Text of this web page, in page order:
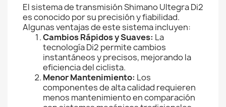
El sistema de transmisión Shimano Ultegra Di2
es conocido por su precisión y fiabilidad.
Algunas ventajas de este sistema incluyen:
Cambios Rápidos y Suaves: La
tecnología Di2 permite cambios
instantáneos y precisos, mejorando la
eficiencia del ciclista.
Menor Mantenimiento: Los
componentes de alta calidad requieren
menos mantenimiento en comparación